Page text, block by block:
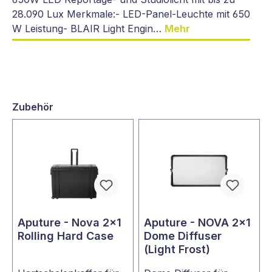
28.090 Lux Merkmale:- LED-Panel-Leuchte mit 650
W Leistung- BLAIR Light Engin… Mehr
Zubehör
Aputure - Nova 2x1
Rolling Hard Case
Aputure - NOVA 2x1
Dome Diffuser
(Light Frost)